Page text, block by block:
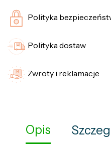
Polityka
Polityka dostaw
Zwroty i reklamacje
Opis